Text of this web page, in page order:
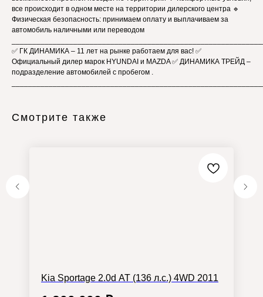
все происходит в одном месте на территории дилерского центра 🔹
Физическая безопасность: принимаем оплату и выплачиваем за
автомобиль наличными или переводом
✅ ГК ДИНАМИКА – 11 лет на рынке работаем для вас! ✅
Официальный дилер марок HYUNDAI и MAZDA ✅ ДИНАМИКА ТРЕЙД –
подразделение автомобилей с пробегом .
Смотрите также
Kia Sportage 2.0d AT (136 л.с.) 4WD 2011